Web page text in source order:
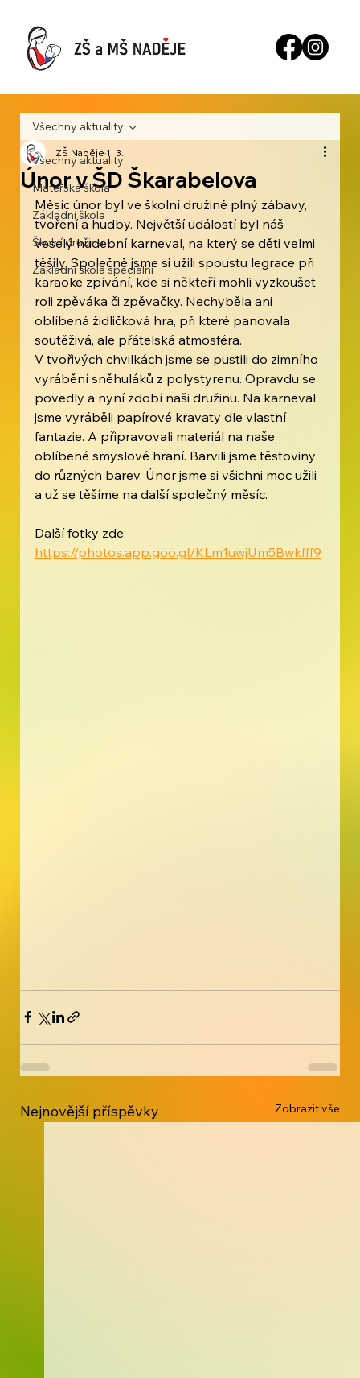
Všechny aktuality
Mateřská škola
Základní škola
Školní družina
Základní škola speciální
Všechny aktuality
Únor v ŠD Škarabelova
ZŠ Naděje1. 3.
Měsíc únor byl ve školní družině plný zábavy,
tvoření a hudby. Největší událostí byl náš
veselý hudební karneval, na který se děti velmi
těšily. Společně jsme si užili spoustu legrace při
karaoke zpívání, kde si někteří mohli vyzkoušet
roli zpěváka či zpěvačky. Nechyběla ani
oblíbená židličková hra, při které panovala
soutěživá, ale přátelská atmosféra.
V tvořivých chvilkách jsme se pustili do zimního
vyrábění sněhuláků z polystyrenu. Opravdu se
povedly a nyní zdobí naši družinu. Na karneval
jsme vyráběli papírové kravaty dle vlastní
fantazie. A připravovali materiál na naše
oblíbené smyslové hraní. Barvili jsme těstoviny
do různých barev. Únor jsme si všichni moc užili
a už se těšíme na další společný měsíc.
Další fotky zde:
https://photos.app.goo.gl/KLm1uwjUm5Bwkfff9
Nejnovější příspěvky Zobrazit vše